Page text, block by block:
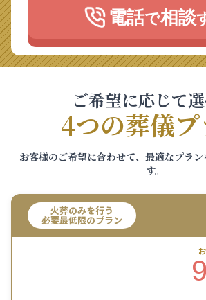
電話で相談
ご希望に応じて
4つの葬儀
お客様のご希望に合わせて、最適なプラ
す。
火葬のみを行う
必要最低限のプラン